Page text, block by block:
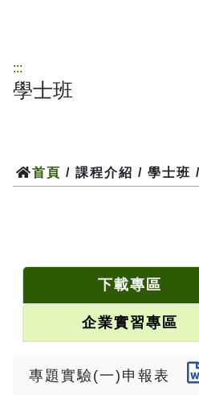
:::
學士班
首頁 / 課程介紹 / 學士班 /
下載專區
企業實習專區
專題實驗(一)申報表